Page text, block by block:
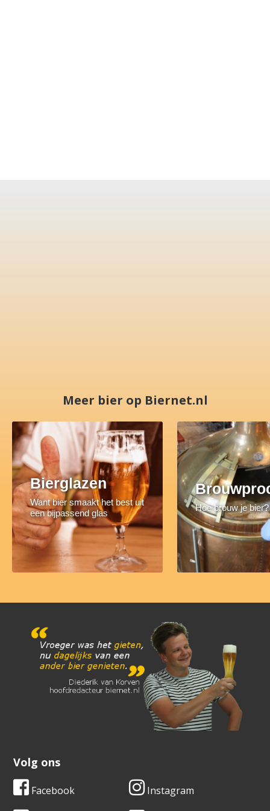
Meer bier op Biernet.nl
Bierglazen
Want bier smaakt het best uit
een bijpassend glas
Hoe brouw je bier?
Volg ons
Facebook Instagram